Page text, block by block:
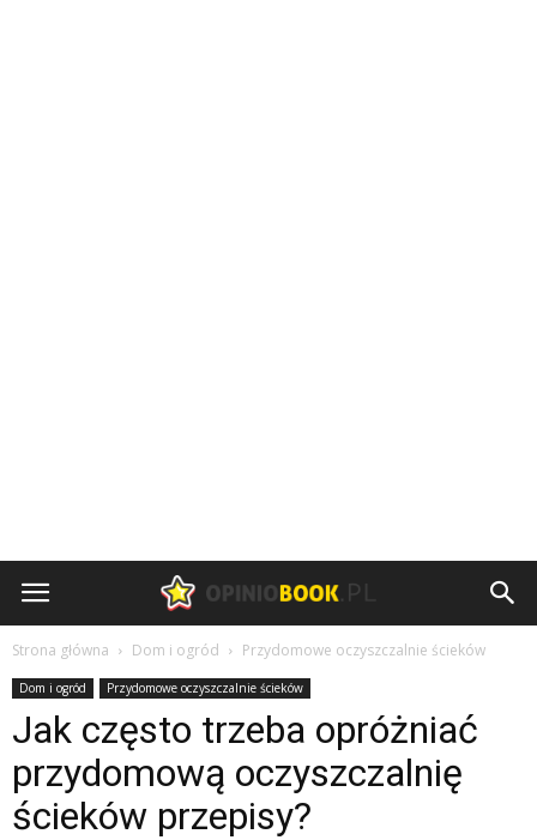
Opiniobook.pl
Strona główna Dom i ogród Przydomowe oczyszczalnie ścieków
Dom i ogród Przydomowe oczyszczalnie ścieków
Jak często trzeba opróżniać
przydomową oczyszczalnię
ścieków przepisy?